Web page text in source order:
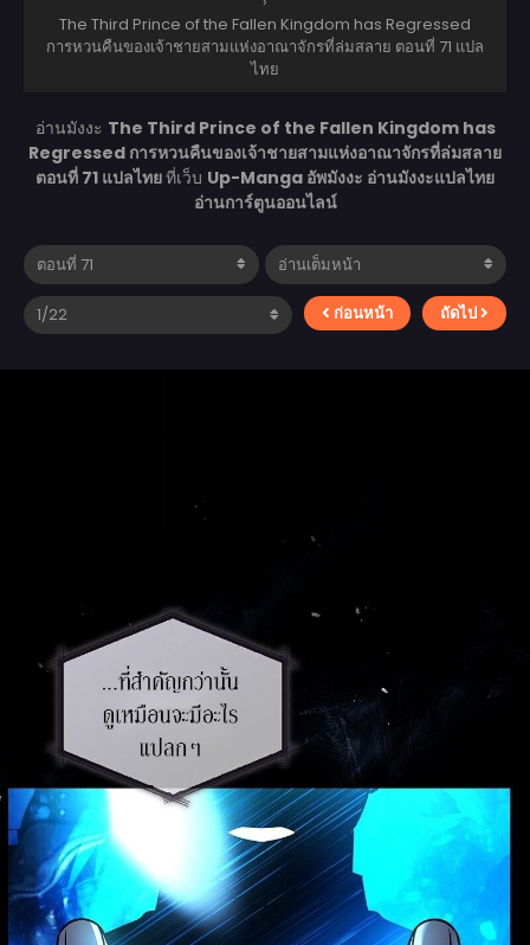
The Third Prince of the Fallen Kingdom has Regressed
การหวนคืนของเจ้าชายสามแห่งอาณาจักรที่ล่มสลาย ตอนที่ 71 แปล
ไทย
อ่านมังงะ The Third Prince of the Fallen Kingdom has
Regressed การหวนคืนของเจ้าชายสามแห่งอาณาจักรที่ล่มสลาย
ตอนที่ 71 แปลไทยที่เว็บ Up-Manga อัพมังงะ อ่านมังงะแปลไทย
อ่านการ์ตูนออนไลน์
ก่อนหน้า ถัดไป